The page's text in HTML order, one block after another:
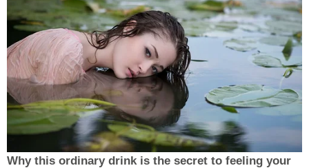
Why this ordinary drink is the secret to feeling your